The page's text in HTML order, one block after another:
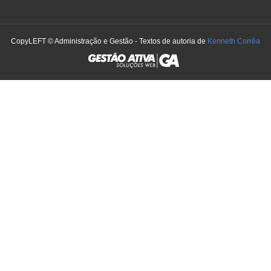
CopyLEFT © Administração e Gestão - Textos de autoria de Kenneth Corrêa